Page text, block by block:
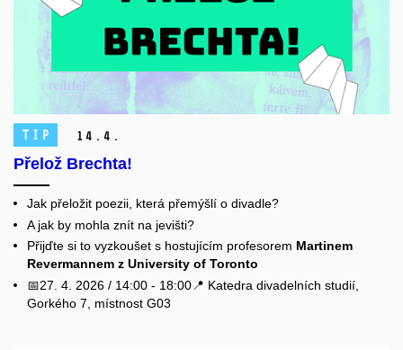
TIP 14. 4.
Přelož Brechta!
Jak přeložit poezii, která přemýšlí o divadle?
A jak by mohla znít na jevišti?
Přijďte si to vyzkoušet s hostujícím profesorem Martinem
Revermannem z University of Toronto
📅27. 4. 2026 / 14:00 - 18:00📍 Katedra divadelních studií,
Gorkého 7, místnost G03